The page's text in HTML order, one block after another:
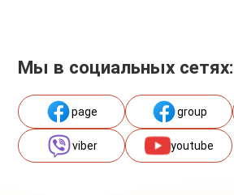
Мы в социальных сетях:
page group
viber youtube